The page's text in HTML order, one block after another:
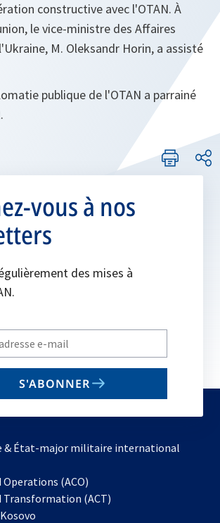
constructive avec l'OTAN. À
le vice-ministre des Affaires
M. Oleksandr Horin, a assisté
publique de l'OTAN a parrainé
vous à nos
des mises à
S'ABONNER
& État-major militaire international
(ACO)
dans
Transformation (ACT)